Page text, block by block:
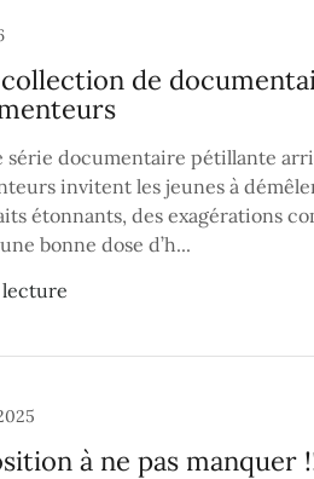
de
série documentaire pétillante
invitent les jeunes à
étonnants, des exagérations
bonne dose d’h...
à ne pas manquer